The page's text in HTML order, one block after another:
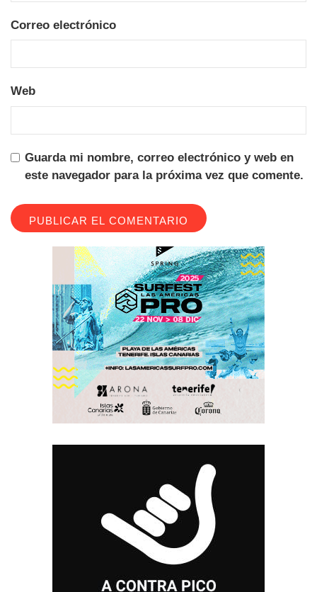
Correo electrónico
Web
Guarda mi nombre, correo electrónico y web en
este navegador para la próxima vez que comente.